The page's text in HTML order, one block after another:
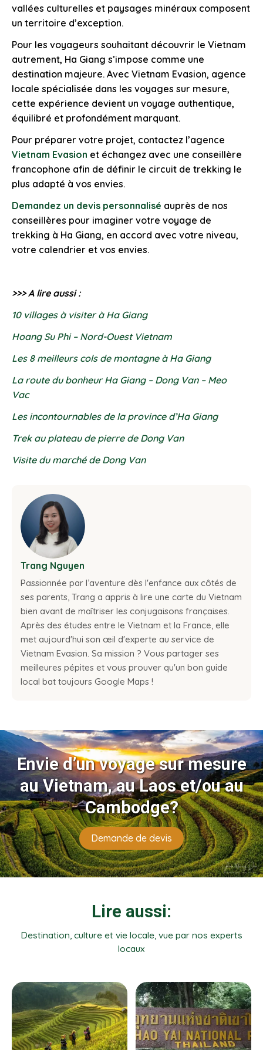
vallées culturelles et paysages minéraux composent
un territoire d’exception.
Pour les voyageurs souhaitant découvrir le Vietnam
autrement, Ha Giang s’impose comme une
destination majeure. Avec Vietnam Evasion, agence
locale spécialisée dans les voyages sur mesure,
cette expérience devient un voyage authentique,
équilibré et profondément marquant.
Pour préparer votre projet, contactez l’agence
Vietnam Evasion et échangez avec une conseillère
francophone afin de définir le circuit de trekking le
plus adapté à vos envies.
Demandez un devis personnalisé auprès de nos
conseillères pour imaginer votre voyage de
trekking à Ha Giang, en accord avec votre niveau,
votre calendrier et vos envies.
>>> A lire aussi :
10 villages à visiter à Ha Giang
Hoang Su Phi – Nord-Ouest Vietnam
Les 8 meilleurs cols de montagne à Ha Giang
La route du bonheur Ha Giang – Dong Van – Meo
Vac
Les incontournables de la province d’Ha Giang
Trek au plateau de pierre de Dong Van
Visite du marché de Dong Van
Trang Nguyen
Passionnée par l’aventure dès l'enfance aux côtés de
ses parents, Trang a appris à lire une carte du Vietnam
bien avant de maîtriser les conjugaisons françaises.
Après des études entre le Vietnam et la France, elle
met aujourd'hui son œil d'experte au service de
Vietnam Evasion. Sa mission ? Vous partager ses
meilleures pépites et vous prouver qu'un bon guide
local bat toujours Google Maps !
Envie d’un voyage sur mesure
au Vietnam, au Laos et/ou au
Cambodge?
Demande de devis
Lire aussi:
Destination, culture et vie locale, vue par nos experts
locaux